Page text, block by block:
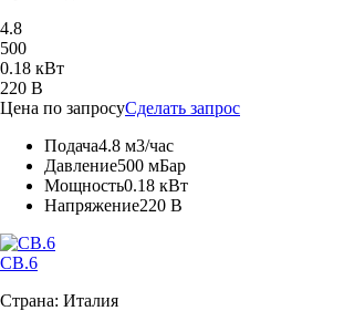
4.8
500
0.18 кВт
220 В
Цена по запросуСделать запрос
Подача4.8 м3/час
Давление500 мБар
Мощность0.18 кВт
Напряжение220 В
CB.6
Страна: Италия